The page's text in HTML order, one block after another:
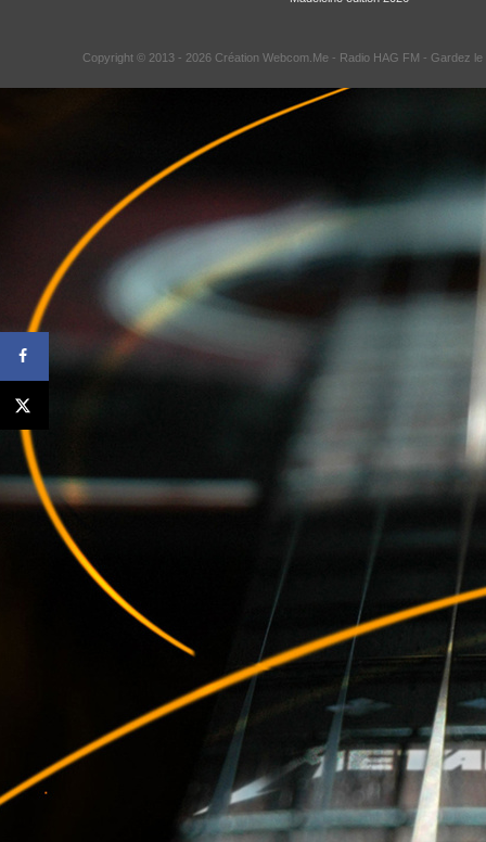
Copyright © 2013 - 2026 Création Webcom.Me - Radio HAG FM - Gardez le